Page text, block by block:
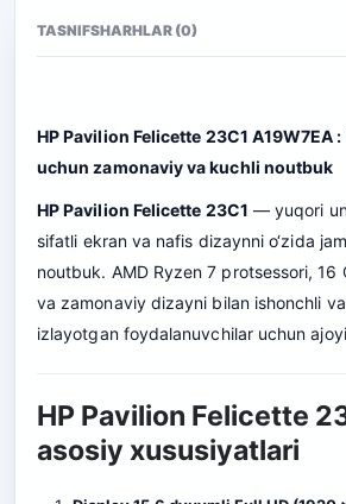
TASNIFSHARHLAR (0)
HP Pavilion Felicette 23C1 A19W7EA
uchun zamonaviy va kuchli noutbuk
HP Pavilion Felicette 23C1 — yuqori
sifatli ekran va nafis dizaynni o‘zida
noutbuk. AMD Ryzen 7 protsessori, 16
va zamonaviy dizayni bilan ishonchli
izlayotgan foydalanuvchilar uchun
HP Pavilion Felicette
asosiy xususiyatlari